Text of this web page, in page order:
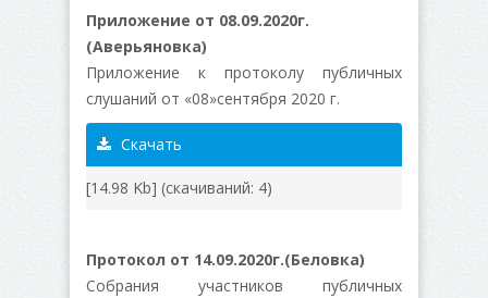
Приложение от 08.09.2020г.
(Аверьяновка)
Приложение к протоколу публичных
слушаний от «08»сентября 2020 г.
Скачать
[14.98 Kb] (cкачиваний: 4)
Протокол от 14.09.2020г.(Беловка)
Собрания участников публичных